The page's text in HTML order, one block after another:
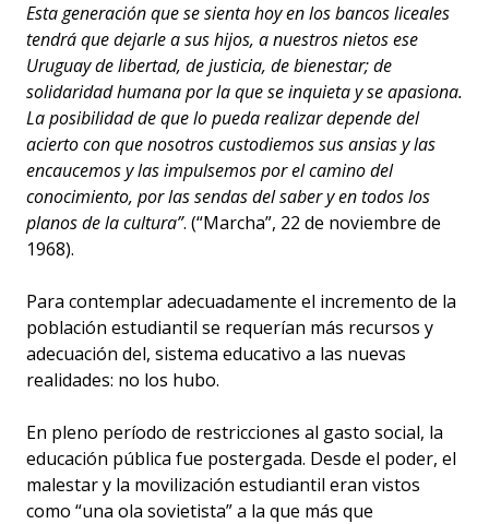
Esta generación que se sienta hoy en los bancos liceales
tendrá que dejarle a sus hijos, a nuestros nietos ese
Uruguay de libertad, de justicia, de bienestar; de
solidaridad humana por la que se inquieta y se apasiona.
La posibilidad de que lo pueda realizar depende del
acierto con que nosotros custodiemos sus ansias y las
encaucemos y las impulsemos por el camino del
conocimiento, por las sendas del saber y en todos los
planos de la cultura”. (“Marcha”, 22 de noviembre de
1968).
Para contemplar adecuadamente el incremento de la
población estudiantil se requerían más recursos y
adecuación del, sistema educativo a las nuevas
realidades: no los hubo.
En pleno período de restricciones al gasto social, la
educación pública fue postergada. Desde el poder, el
malestar y la movilización estudiantil eran vistos
como “una ola sovietista” a la que más que